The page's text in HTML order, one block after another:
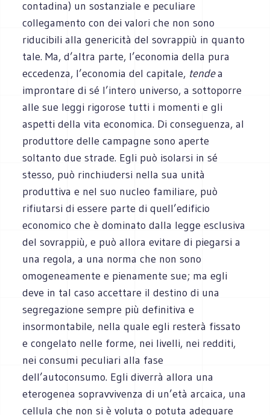
contadina) un sostanziale e peculiare
collegamento con dei valori che non sono
riducibili alla genericità del sovrappiù in quanto
tale. Ma, d’altra parte, l’economia della pura
eccedenza, l’economia del capitale, tendea
improntare di sé l’intero universo, a sottoporre
alle sue leggi rigorose tutti i momenti e gli
aspetti della vita economica. Di conseguenza, al
produttore delle campagne sono aperte
soltanto due strade. Egli può isolarsi in sé
stesso, può rinchiudersi nella sua unità
produttiva e nel suo nucleo familiare, può
rifiutarsi di essere parte di quell’edificio
economico che è dominato dalla legge esclusiva
del sovrappiù, e può allora evitare di piegarsi a
una regola, a una norma che non sono
omogeneamente e pienamente sue; ma egli
deve in tal caso accettare il destino di una
segregazione sempre più definitiva e
insormontabile, nella quale egli resterà fissato
e congelato nelle forme, nei livelli, nei redditi,
nei consumi peculiari alla fase
dell’autoconsumo. Egli diverrà allora una
eterogenea sopravvivenza di un’età arcaica, una
cellula che non si è voluta o potuta adeguare